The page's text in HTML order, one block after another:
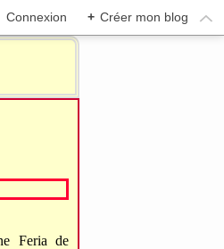
Connexion + Créer mon blog
Feria de